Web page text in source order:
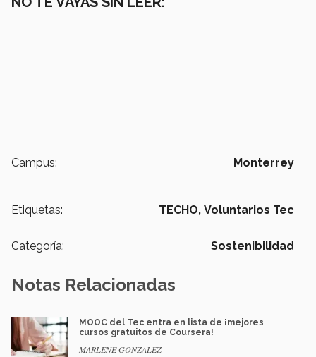
Campus: Monterrey
Etiquetas: TECHO, Voluntarios Tec
Categoría: Sostenibilidad
Notas Relacionadas
MOOC del Tec entra en lista de ¡mejores
cursos gratuitos de Coursera!
MARLENE GONZÁLEZ